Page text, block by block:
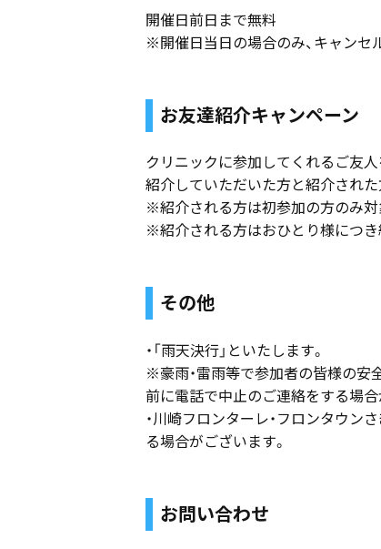
開催日前日まで無料
※開催日当日の場合のみ、キャンセ
お友達紹介キャンペーン
クリニックに参加してくれるご友
紹介していただいた方と紹介され
※紹介される方は初参加の方のみ対
※紹介される方はおひとり様につき
その他
・「雨天決行」といたします。
※豪雨・雷雨等で参加者の皆様の安
前に電話で中止のご連絡をする場合
・川崎フロンターレ・フロンタウン
る場合がございます。
お問い合わせ